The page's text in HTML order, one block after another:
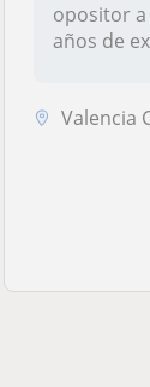
opositor
años de
Valencia Capital,